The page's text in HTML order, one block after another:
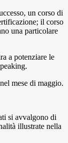
un corso di
il corso
una particolare
a potenziare le
mese di maggio.
si avvalgono di
illustrate nella